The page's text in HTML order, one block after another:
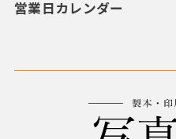
営業日カレンダー